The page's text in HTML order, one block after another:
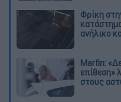
Φρίκη
ανήλικο
Marfin:
επίθεση»
στους